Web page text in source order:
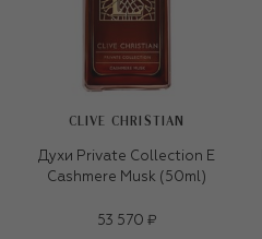
CLIVE CHRISTIAN
Духи Private Collection E
Cashmere Musk (50ml)
53 570 ₽